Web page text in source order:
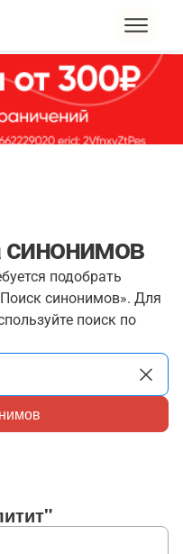
синонимов
подобрать
синонимов». Для
поиск по